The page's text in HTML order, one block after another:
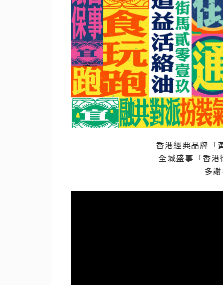
香港經典品牌「
全城盛事「香港
多